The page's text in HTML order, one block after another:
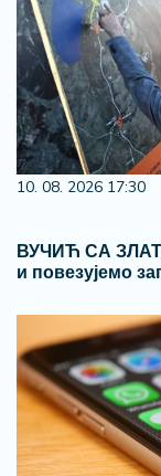
10. 08. 2026 17:30
ВУЧИЋ СА
и повезујемо